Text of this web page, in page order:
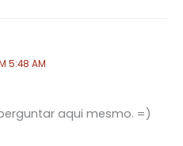
5:48 AM
aqui mesmo. =)